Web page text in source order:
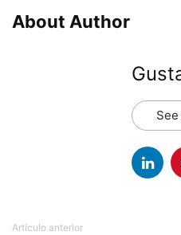
About Author
Artículo anterior